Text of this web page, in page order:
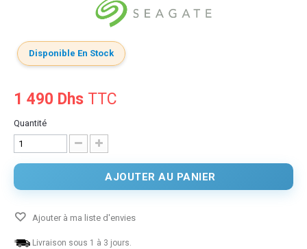
Disponible En Stock
1 490 Dhs TTC
Quantité
AJOUTER AU PANIER
Ajouter à ma liste d'envies
Livraison sous 1 à 3 jours.